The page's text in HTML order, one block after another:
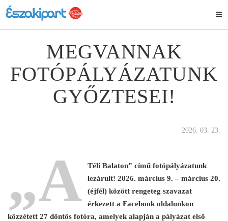
MEGVANNAK
FOTÓPÁLYÁZATUNK
GYŐZTESEI!
2026. 03. 23.
„A
Téli Balaton” című fotópályázatunk
lezárult! 2026. március 9. – március 20.
(éjfél) között rengeteg szavazat
érkezett a Facebook oldalunkon
közzétett 27 döntős fotóra, amelyek alapján a pályázat első